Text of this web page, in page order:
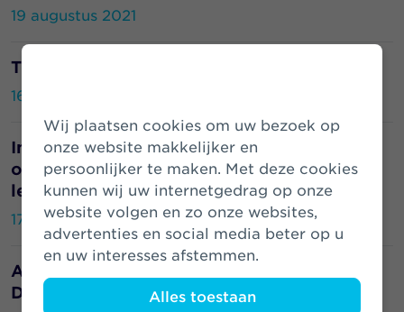
Wij plaatsen cookies om uw bezoek op
onze website makkelijker en
persoonlijker te maken. Met deze cookies
kunnen wij uw internetgedrag op onze
website volgen en zo onze websites,
advertenties en social media beter op u
en uw interesses afstemmen.
Alles toestaan
19 augustus 2021
Trots op 120 jaar Zwitserleven
16 juni 2021
Interview Edith Bosch: ‘Gun jezelf de tijd
om je autonomie en persoonlijk
leiderschap te ontwikkelen’
17 mei 2021
Athora Netherlands ondertekent Charter
Diversiteit